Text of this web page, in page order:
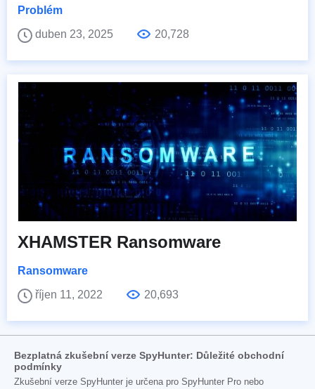
Problém
duben 23, 2025
20,728
XHAMSTER Ransomware
Ransomware
říjen 11, 2022
20,693
Bezplatná zkušební verze SpyHunter: Důležité obchodní
podmínky
Zkušební verze SpyHunter je určena pro SpyHunter Pro nebo